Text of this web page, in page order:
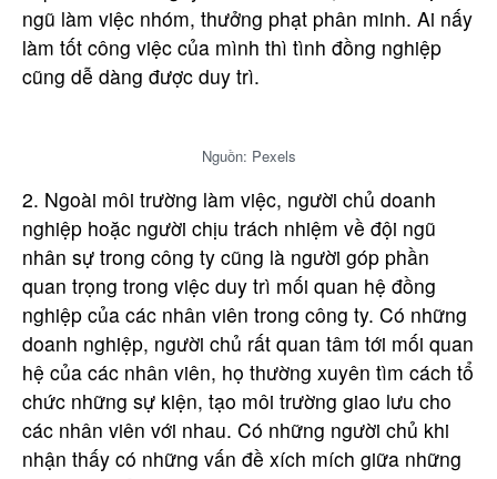
ngũ làm việc nhóm, thưởng phạt phân minh. Ai nấy
làm tốt công việc của mình thì tình đồng nghiệp
cũng dễ dàng được duy trì.
Nguồn: Pexels
2. Ngoài môi trường làm việc, người chủ doanh
nghiệp hoặc người chịu trách nhiệm về đội ngũ
nhân sự trong công ty cũng là người góp phần
quan trọng trong việc duy trì mối quan hệ đồng
nghiệp của các nhân viên trong công ty. Có những
doanh nghiệp, người chủ rất quan tâm tới mối quan
hệ của các nhân viên, họ thường xuyên tìm cách tổ
chức những sự kiện, tạo môi trường giao lưu cho
các nhân viên với nhau. Có những người chủ khi
nhận thấy có những vấn đề xích mích giữa những